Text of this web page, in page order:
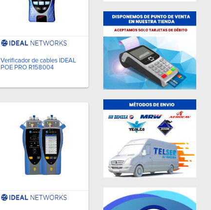
Verificador de cables IDEAL
POE PRO R158004